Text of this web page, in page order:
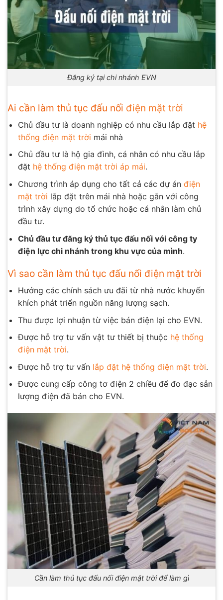
Đăng ký tại chi nhánh EVN
Ai cần làm thủ tục đấu nối điện mặt trời
Chủ đầu tư là doanh nghiệp có nhu cầu lắp đặt hệ
thống điện mặt trời mái nhà
Chủ đầu tư là hộ gia đình, cá nhân có nhu cầu lắp
đặt hệ thống điện mặt trời áp mái.
Chương trình áp dụng cho tất cả các dự án điện
mặt trời lắp đặt trên mái nhà hoặc gắn với công
trình xây dựng do tổ chức hoặc cá nhân làm chủ
đầu tư.
Chủ đầu tư đăng ký thủ tục đấu nối với công ty
điện lực chi nhánh trong khu vực của mình.
Vì sao cần làm thủ tục đấu nối điện mặt trời
Hưởng các chính sách ưu đãi từ nhà nước khuyến
khích phát triển nguồn năng lượng sạch.
Thu được lợi nhuận từ việc bán điện lại cho EVN.
Được hỗ trợ tư vấn vật tư thiết bị thuộc hệ thống
điện mặt trời.
Được hỗ trợ tư vấn lắp đặt hệ thống điện mặt trời.
Được cung cấp công tơ điện 2 chiều để đo đạc sản
lượng điện đã bán cho EVN.
Cần làm thủ tục đấu nối điện mặt trời để làm gì